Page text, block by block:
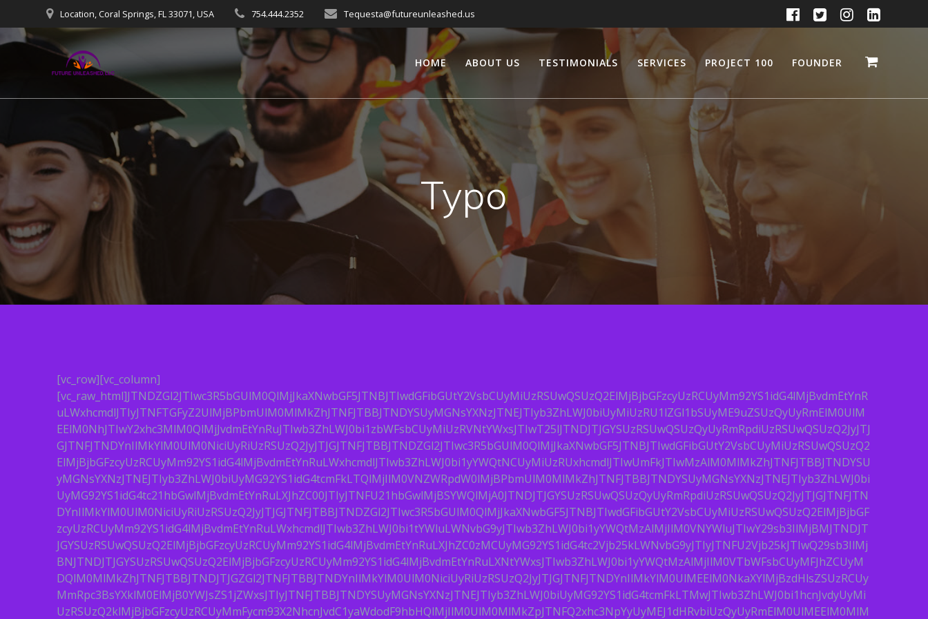
to
content
Location, Coral Springs, FL 33071, USA 754.444.2352 Tequesta@futureunleashed.us
HOME ABOUT US TESTIMONIALS SERVICES PROJECT 100 FOUNDER
Typo
[vc_row][vc_column]
[vc_raw_html]JTNDZGl2JTIwc3R5bGUlM0QlMjJkaXNwbGF5JTNBJTIwdGFibGUtY2VsbCUyMiUzRSUwQSUzQ2ElMjBjbGFzcyUzRCUyMm92YS1idG4lMjBvdmEtYnR
uLWxhcmdlJTIyJTNFTGFyZ2UlMjBPbmUlM0MlMkZhJTNFJTBBJTNDYSUyMGNsYXNzJTNEJTIyb3ZhLWJ0biUyMiUzRU1lZGl1bSUyME9uZSUzQyUyRmElM0UlM
EElM0NhJTIwY2xhc3MlM0QlMjJvdmEtYnRuJTIwb3ZhLWJ0bi1zbWFsbCUyMiUzRVNtYWxsJTIwT25lJTNDJTJGYSUzRSUwQSUzQyUyRmRpdiUzRSUwQSUzQ2JyJTJ
GJTNFJTNDYnIlMkYlM0UlM0NiciUyRiUzRSUzQ2JyJTJGJTNFJTBBJTNDZGl2JTIwc3R5bGUlM0QlMjJkaXNwbGF5JTNBJTIwdGFibGUtY2VsbCUyMiUzRSUwQSUzQ2
ElMjBjbGFzcyUzRCUyMm92YS1idG4lMjBvdmEtYnRuLWxhcmdlJTIwb3ZhLWJ0bi1yYWQtNCUyMiUzRUxhcmdlJTIwUmFkJTIwMzAlM0MlMkZhJTNFJTBBJTNDYSU
yMGNsYXNzJTNEJTIyb3ZhLWJ0biUyMG92YS1idG4tcmFkLTQlMjIlM0VNZWRpdW0lMjBPbmUlM0MlMkZhJTNFJTBBJTNDYSUyMGNsYXNzJTNEJTIyb3ZhLWJ0bi
UyMG92YS1idG4tc21hbGwlMjBvdmEtYnRuLXJhZC00JTIyJTNFU21hbGwlMjBSYWQlMjA0JTNDJTJGYSUzRSUwQSUzQyUyRmRpdiUzRSUwQSUzQ2JyJTJGJTNFJTN
DYnIlMkYlM0UlM0NiciUyRiUzRSUzQ2JyJTJGJTNFJTBBJTNDZGl2JTIwc3R5bGUlM0QlMjJkaXNwbGF5JTNBJTIwdGFibGUtY2VsbCUyMiUzRSUwQSUzQ2ElMjBjbGF
zcyUzRCUyMm92YS1idG4lMjBvdmEtYnRuLWxhcmdlJTIwb3ZhLWJ0bi1tYWluLWNvbG9yJTIwb3ZhLWJ0bi1yYWQtMzAlMjIlM0VNYWluJTIwY29sb3IlMjBMJTNDJT
JGYSUzRSUwQSUzQ2ElMjBjbGFzcyUzRCUyMm92YS1idG4lMjBvdmEtYnRuLXJhZC0zMCUyMG92YS1idG4tc2Vjb25kLWNvbG9yJTIyJTNFU2Vjb25kJTIwQ29sb3IlMj
BNJTNDJTJGYSUzRSUwQSUzQ2ElMjBjbGFzcyUzRCUyMm92YS1idG4lMjBvdmEtYnRuLXNtYWxsJTIwb3ZhLWJ0bi1yYWQtMzAlMjIlM0VTbWFsbCUyMFJhZCUyM
DQlM0MlMkZhJTNFJTBBJTNDJTJGZGl2JTNFJTBBJTNDYnIlMkYlM0UlM0NiciUyRiUzRSUzQ2JyJTJGJTNFJTNDYnIlMkYlM0UlMEElM0NkaXYlMjBzdHlsZSUzRCUy
MmRpc3BsYXklM0ElMjB0YWJsZS1jZWxsJTIyJTNFJTBBJTNDYSUyMGNsYXNzJTNEJTIyb3ZhLWJ0biUyMG92YS1idG4tcmFkLTMwJTIwb3ZhLWJ0bi1hcnJvdyUyMi
UzRSUzQ2klMjBjbGFzcyUzRCUyMmFycm93X2NhcnJvdC1yaWdodF9hbHQlMjIlM0UlM0MlMkZpJTNFQ2xhc3NpYyUyMEJ1dHRvbiUzQyUyRmElM0UlMEElM0MlM